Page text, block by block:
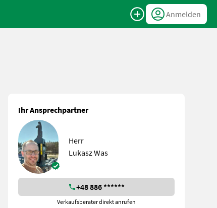
Anmelden
Ihr Ansprechpartner
Herr
Lukasz Was
+48 886 ******
Verkaufsberater direkt anrufen